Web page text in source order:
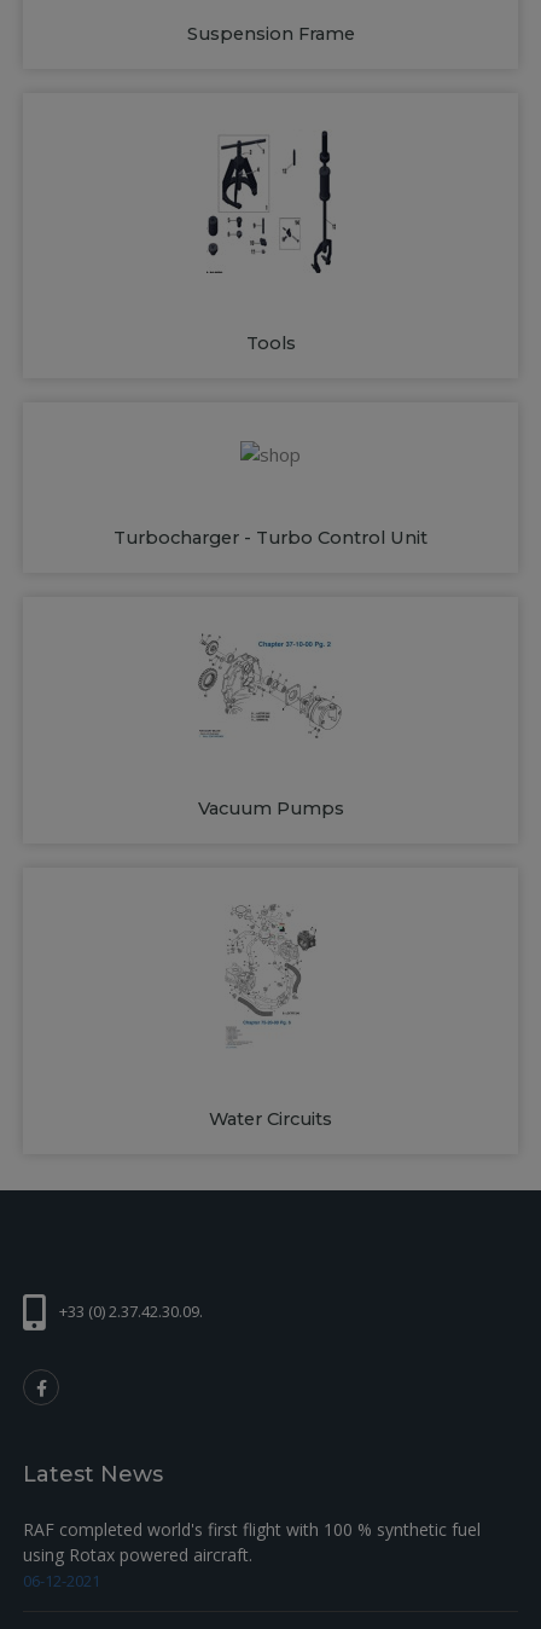
Suspension Frame
Tools
Turbocharger - Turbo Control Unit
Vacuum Pumps
Water Circuits
+33 (0) 2.37.42.30.09.
Latest News
RAF completed world's first flight with 100 % synthetic fuel
using Rotax powered aircraft.
06-12-2021